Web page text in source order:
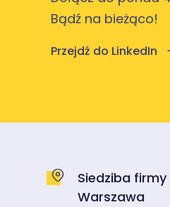
Bądź na bieżąco!
Przejdź do LinkedIn
Siedziba firmy
Warszawa